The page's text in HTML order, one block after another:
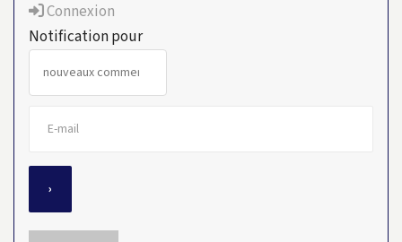
Connexion
Notification pour